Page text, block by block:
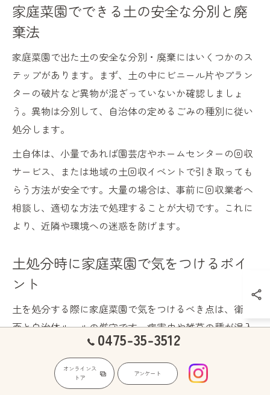
家庭菜園でできる土の安全な分別と廃
棄法
家庭菜園で出た土の安全な分別・廃棄にはいくつかのス
テップがあります。まず、土の中にビニール片やプラン
ターの破片など異物が混ざっていないか確認しましょ
う。異物は分別して、自治体の定めるごみの種別に従い
処分します。
土自体は、小量であれば園芸店やホームセンターの回収
サービス、または地域の土回収イベントで引き取っても
らう方法が安全です。大量の場合は、事前に回収業者へ
相談し、適切な方法で処理することが大切です。これに
より、近隣や環境への迷惑を防げます。
土処分時に家庭菜園で気をつけるポイ
ント
土を処分する際に家庭菜園で気をつけるべき点は、衛生
面と自治体ルールの厳守です。病害虫や雑草の種が混入
している場合、そのまま廃棄すると他の場所で問題を引
き起こす可能性があります。事前に太陽熱で消毒するな
ど、衛生管理を徹底しましょう。
0475-35-3512
オンラインス
トア
アンケート